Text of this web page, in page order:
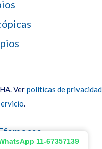
Finalizar Compra
11-67357139
Verpolíticas de privacidad
.